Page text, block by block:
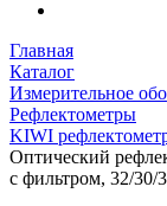
Главная
Каталог
Измерительное
Рефлектометры
KIWI
Оптический
с фильтром, 32/